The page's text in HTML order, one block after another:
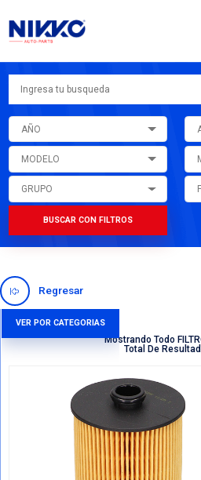
AÑO
GRUPO
BUSCAR CON FILTROS
VER POR CATEGORIAS
Regresar
Mostrando
Total